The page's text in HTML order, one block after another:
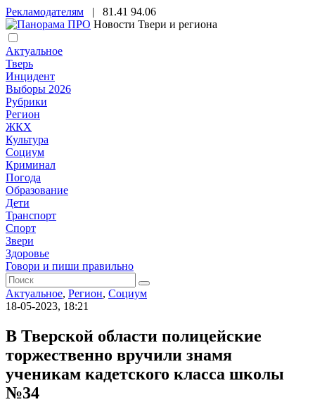
Рекламодателям | 81.41 94.06
Новости Твери и региона
Актуальное
Тверь
Инцидент
Выборы 2026
Рубрики
Регион
ЖКХ
Культура
Социум
Криминал
Погода
Образование
Дети
Транспорт
Спорт
Звери
Здоровье
Говори и пиши правильно
Актуальное, Регион, Социум
18-05-2023, 18:21
В Тверской области полицейские
торжественно вручили знамя
ученикам кадетского класса школы
№34